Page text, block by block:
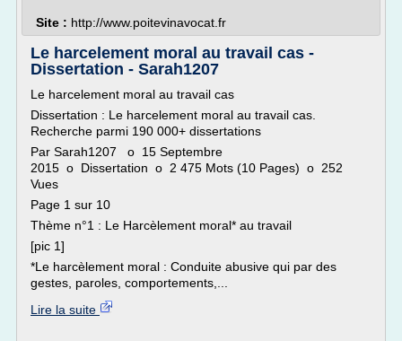
Site : http://www.poitevinavocat.fr
Le harcelement moral au travail cas -
Dissertation - Sarah1207
Le harcelement moral au travail cas
Dissertation : Le harcelement moral au travail cas.
Recherche parmi 190 000+ dissertations
Par Sarah1207 o 15 Septembre
2015 o Dissertation o 2 475 Mots (10 Pages) o 252
Vues
Page 1 sur 10
Thème n°1 : Le Harcèlement moral* au travail
[pic 1]
*Le harcèlement moral : Conduite abusive qui par des
gestes, paroles, comportements,...
Lire la suite